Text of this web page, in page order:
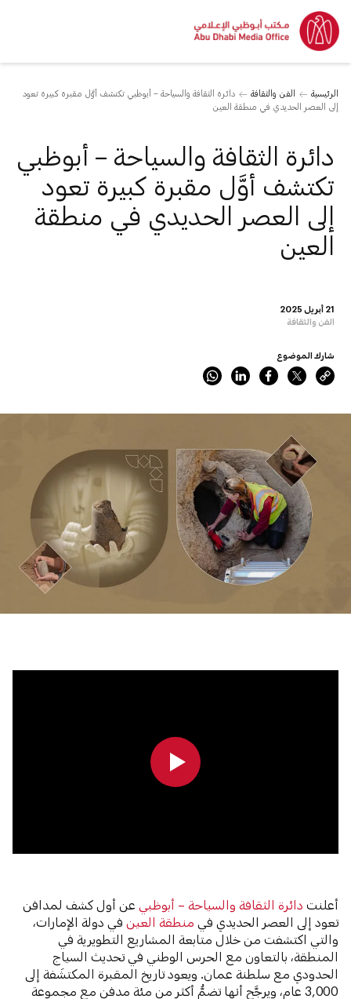
الرئيسية الفن والثقافة
دائرة الثقافة والسياحة – أبوظبي تكتشف أوَّل مقبرة كبيرة تعود
إلى العصر الحديدي في منطقة العين
21 أبريل 2025
الفن والثقافة
دائرة الثقافة والسياحة – أبوظبي
تكتشف أوَّل مقبرة كبيرة تعود
إلى العصر الحديدي في منطقة
العين
شارك الموضوع
أعلنتدائرة الثقافة والسياحة – أبوظبي عن أول كشف لمدافن
تعود إلى العصر الحديدي في منطقة العينفي دولة الإمارات،
والتي اكتشفت من خلال متابعة المشاريع التطويرية في
المنطقة، بالتعاون مع الحرس الوطني في تحديث السياج
الحدودي مع سلطنة عمان. ويعود تاريخ المقبرة المكتشَفة إلى
3,000 عام، ويرجَّح أنها تضمُّ أكثر من مئة مدفن مع مجموعة